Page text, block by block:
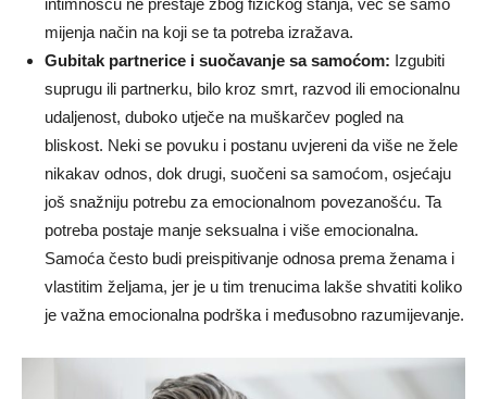
mijenja način na koji se ta potreba izražava.
Gubitak partnerice i suočavanje sa samoćom: Izgubiti
suprugu ili partnerku, bilo kroz smrt, razvod ili emocionalnu
udaljenost, duboko utječe na muškarčev pogled na
bliskost. Neki se povuku i postanu uvjereni da više ne žele
nikakav odnos, dok drugi, suočeni sa samoćom, osjećaju
još snažniju potrebu za emocionalnom povezanošću. Ta
potreba postaje manje seksualna i više emocionalna.
Samoća često budi preispitivanje odnosa prema ženama i
vlastitim željama, jer je u tim trenucima lakše shvatiti koliko
je važna emocionalna podrška i međusobno razumijevanje.